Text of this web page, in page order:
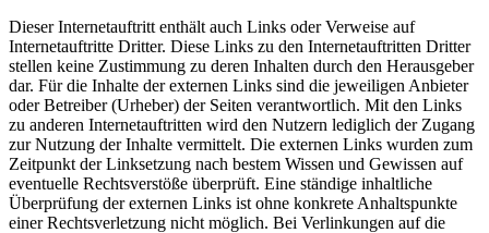
Dieser Internetauftritt enthält auch Links oder Verweise auf
Internetauftritte Dritter. Diese Links zu den Internetauftritten Dritter
stellen keine Zustimmung zu deren Inhalten durch den Herausgeber
dar. Für die Inhalte der externen Links sind die jeweiligen Anbieter
oder Betreiber (Urheber) der Seiten verantwortlich. Mit den Links
zu anderen Internetauftritten wird den Nutzern lediglich der Zugang
zur Nutzung der Inhalte vermittelt. Die externen Links wurden zum
Zeitpunkt der Linksetzung nach bestem Wissen und Gewissen auf
eventuelle Rechtsverstöße überprüft. Eine ständige inhaltliche
Überprüfung der externen Links ist ohne konkrete Anhaltspunkte
einer Rechtsverletzung nicht möglich. Bei Verlinkungen auf die